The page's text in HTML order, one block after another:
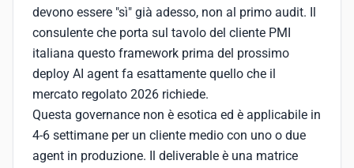
devono essere "sì" già adesso, non al primo audit. Il
consulente che porta sul tavolo del cliente PMI
italiana questo framework prima del prossimo
deploy AI agent fa esattamente quello che il
mercato regolato 2026 richiede.
Questa governance non è esotica ed è applicabile in
4-6 settimane per un cliente medio con uno o due
agent in produzione. Il deliverable è una matrice